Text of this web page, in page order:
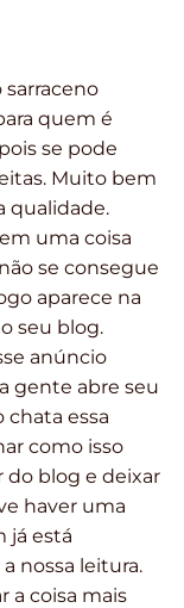
quem é
se pode
Muito bem
qualidade.
uma coisa
se consegue
aparece na
seu blog.
anúncio
gente abre seu
essa
como isso
do blog e deixar
haver uma
já está
nossa leitura.
a coisa mais